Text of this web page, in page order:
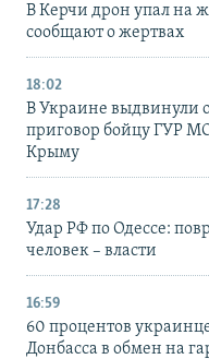
В Керчи дрон упал на
сообщают о жертвах
18:02
В Украине выдвинули
приговор бойцу ГУР
Крыму
17:28
Удар РФ по Одессе:
человек – власти
16:59
60 процентов
Донбасса в обмен на